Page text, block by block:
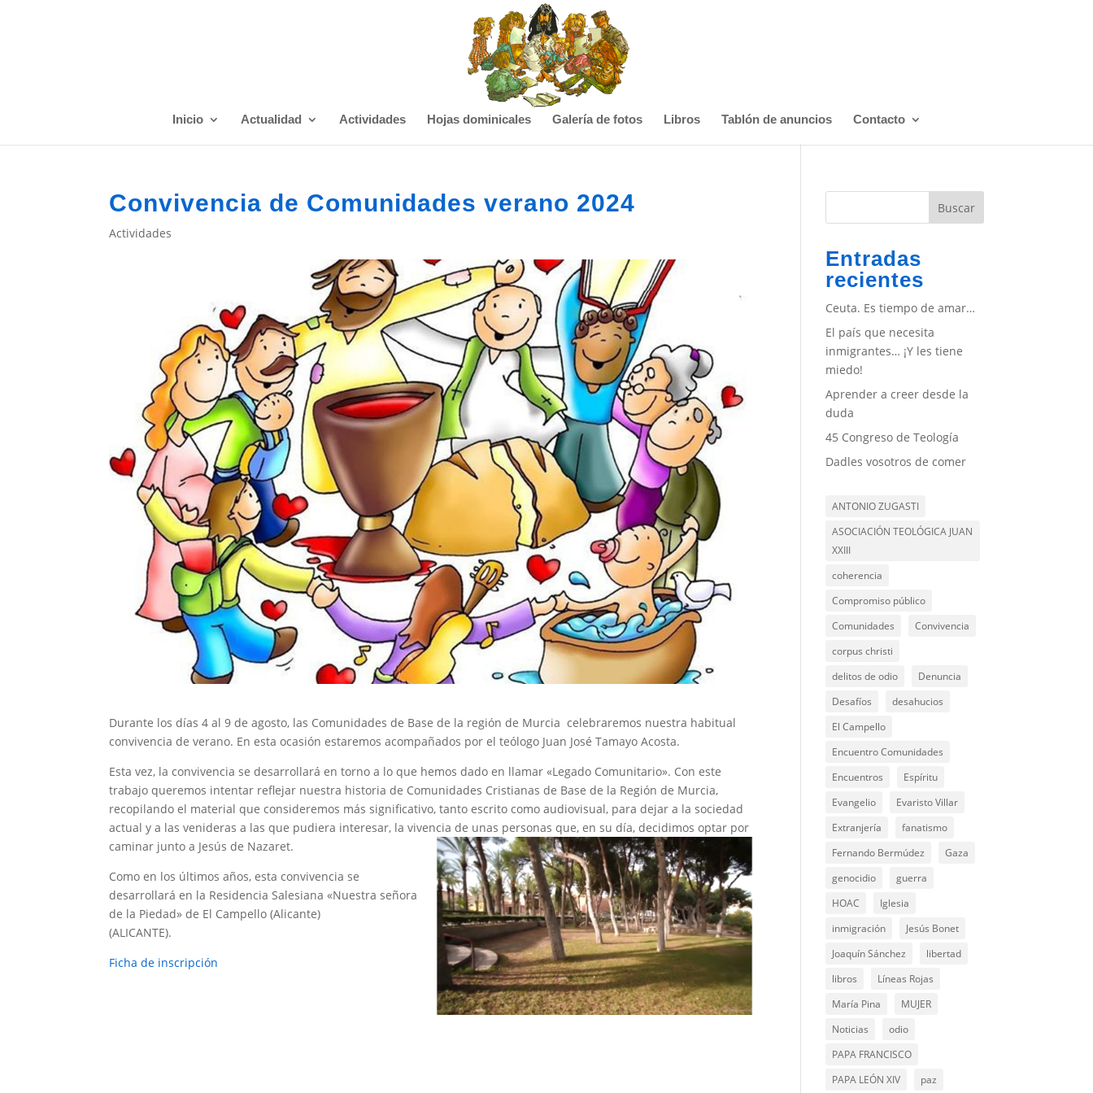
Inicio Actualidad Actividades Hojas dominicales Galería de fotos Libros Tablón de anuncios Contacto
Convivencia de Comunidades verano 2024
Actividades
Durante los días 4 al 9 de agosto, las Comunidades de Base de la región de Murcia celebraremos nuestra habitual
convivencia de verano. En esta ocasión estaremos acompañados por el teólogo Juan José Tamayo Acosta.
Esta vez, la convivencia se desarrollará en torno a lo que hemos dado en llamar «Legado Comunitario». Con este
trabajo queremos intentar reflejar nuestra historia de Comunidades Cristianas de Base de la Región de Murcia,
recopilando el material que consideremos más significativo, tanto escrito como audiovisual, para dejar a la sociedad
actual y a las venideras a las que pudiera interesar, la vivencia de unas personas que, en su día, decidimos optar por
caminar junto a Jesús de Nazaret.
Como en los últimos años, esta convivencia se
desarrollará en la Residencia Salesiana «Nuestra señora
de la Piedad» de El Campello (Alicante)
(ALICANTE).
Ficha de inscripción
Buscar
Entradas
recientes
Ceuta. Es tiempo de amar…
El país que necesita
inmigrantes… ¡Y les tiene
miedo!
Aprender a creer desde la
duda
45 Congreso de Teología
Dadles vosotros de comer
ANTONIO ZUGASTI
ASOCIACIÓN TEOLÓGICA JUAN
XXIII
coherencia
Compromiso público
Comunidades
Convivencia
corpus christi
delitos de odio
Denuncia
Desafíos
desahucios
El Campello
Encuentro Comunidades
Encuentros
Espíritu
Evangelio
Evaristo Villar
Extranjería
fanatismo
Fernando Bermúdez
Gaza
genocidio
guerra
HOAC
Iglesia
inmigración
Jesús Bonet
Joaquín Sánchez
libertad
libros
Líneas Rojas
María Pina
MUJER
Noticias
odio
PAPA FRANCISCO
PAPA LEÓN XIV
paz